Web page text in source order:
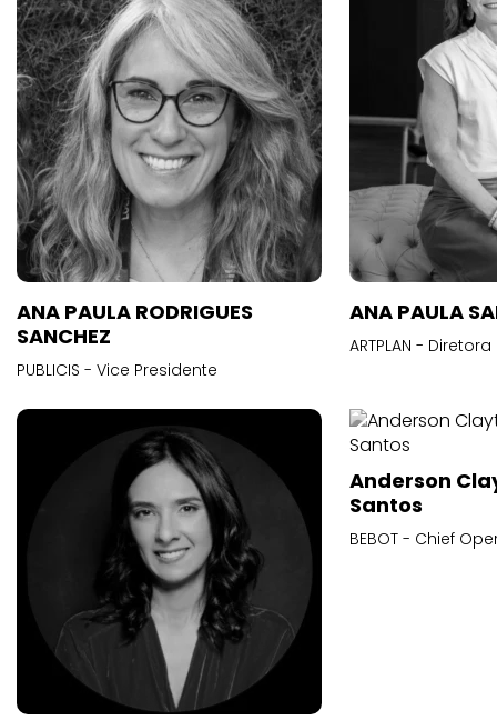
ANA PAULA RODRIGUES
SANCHEZ
PUBLICIS - Vice Presidente
ANA PAULA
ARTPLAN -
Anderson
Santos
BEBOT - Chief